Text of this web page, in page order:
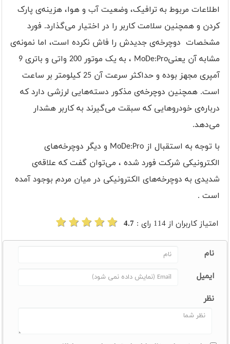
اطلاعات مربوط به ترافیک، وضعیت آب و هوا، هزینه‌ی پارک
کردن و همچنین سلامت کاربر را در اختیار می‌گذارد. فورد
مشخصات دوچرخه‌ی جدیدش را فاش نکرده است، اما نمونه‌ی
مشابه آن یعنیMoDe:Pro
، به یک موتور 200 واتی و باتری 9
آمپری مجهز بوده و حداکثر سرعت آن 25 کیلومتر بر ساعت
است. همچنین دوچرخه‌ی مذکور دسته‌هایی لرزشی دارد که
درباره‌ی خودروهایی که سبقت می‌گیرند به کاربر هشدار
می‌دهد.
با توجه به استقبال از MoDe:Pro و دیگر دوچرخه‌های
الکترونیکی شرکت فورد شده ، می‌توان گفت که علاقه‌ی
شدیدی به دوچرخه‌های الکترونیکی در میان مردم بوجود آمده
است .
امتیاز کاربران از 114 رای : 4.7
نام
ایمیل
نظر